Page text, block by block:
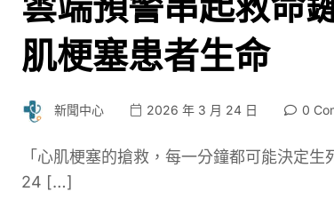
肌梗塞患者生命
新聞中心 2026 年 3 月 24 日 0
「心肌梗塞的搶救，每一分鐘都可能決定
24 […]